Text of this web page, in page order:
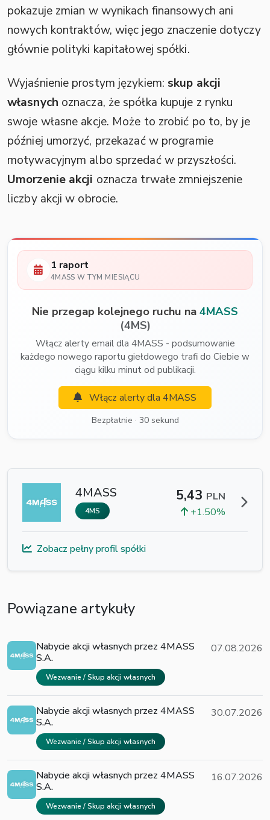
pokazuje zmian w wynikach finansowych ani
nowych kontraktów, więc jego znaczenie dotyczy
głównie polityki kapitałowej spółki.
Wyjaśnienie prostym językiem: skup akcji
własnych oznacza, że spółka kupuje z rynku
swoje własne akcje. Może to zrobić po to, by je
później umorzyć, przekazać w programie
motywacyjnym albo sprzedać w przyszłości.
Umorzenie akcji oznacza trwałe zmniejszenie
liczby akcji w obrocie.
1 raport
4MASS W TYM MIESIĄCU
Nie przegap kolejnego ruchu na 4MASS
(4MS)
Włącz alerty email dla 4MASS - podsumowanie
każdego nowego raportu giełdowego trafi do Ciebie w
ciągu kilku minut od publikacji.
Włącz alerty dla 4MASS
Bezpłatnie · 30 sekund
4MASS
4MS
5,43 PLN
+1.50%
Zobacz pełny profil spółki
Powiązane artykuły
Nabycie akcji własnych przez 4MASS
S.A.
Wezwanie / Skup akcji własnych
07.08.2026
Nabycie akcji własnych przez 4MASS
S.A.
Wezwanie / Skup akcji własnych
30.07.2026
Nabycie akcji własnych przez 4MASS
S.A.
Wezwanie / Skup akcji własnych
16.07.2026